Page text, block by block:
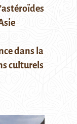
dans la
culturels